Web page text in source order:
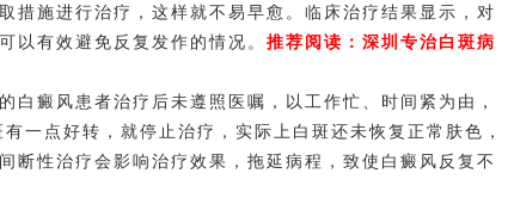
措施进行治疗，这样就不易早愈。临床治疗结果显示，对
以有效避免反复发作的情况。 推荐阅读： 深圳专治白斑病
癜风患者治疗后未遵照医嘱，以工作忙、时间紧为由，
一点好转，就停止治疗，实际上白斑还未恢复正常肤色，
断性治疗会影响治疗效果，拖延病程，致使白癜风反复不